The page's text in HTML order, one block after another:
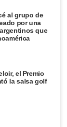
al grupo de
por una
que
el Premio
la salsa golf